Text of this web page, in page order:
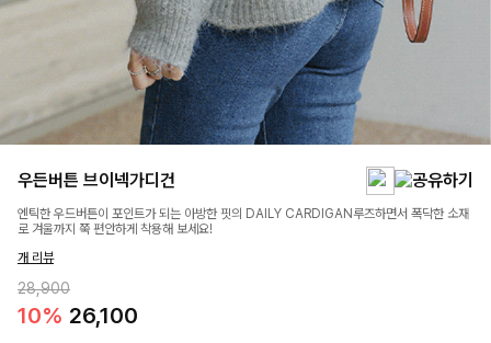
우든버튼 브이넥가디건
엔틱한 우드버튼이 포인트가 되는 아방한 핏의 DAILY CARDIGAN루즈하면서 폭닥한 소재
로 겨울까지 쭉 편안하게 착용해 보세요!
개 리뷰
28,900
10% 26,100